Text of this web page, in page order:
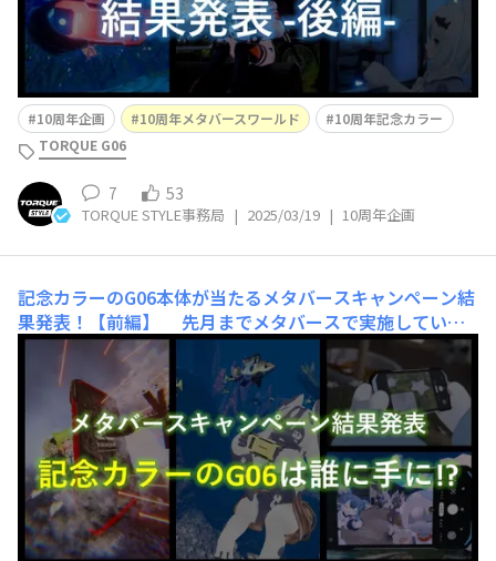
10周年企画 10周年メタバースワールド
10周年記念カラー
TORQUE G06
7 53
TORQUE STYLE事務局 | 2025/03/19 | 10周年企画
記念カラーのG06本体が当たるメタバースキャンペーン結
果発表！【前編】
先月までメタバースで実施してい
た、以下の「記念カラーのG06本体が当たる」キャンペー
ンの結果発表です✨ Xでは、100件を超えるカスタムTO
RQUEや3Dデータを活用した写真を投稿いただき、多くの
方にTORQUEを知っていただく機会となったのではと考え
ています。たくさんのご投稿ありがとうございまし